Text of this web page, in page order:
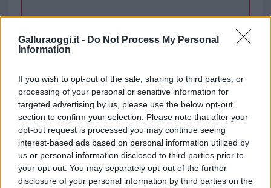
Galluraoggi.it - Do Not Process My Personal
Information
If you wish to opt-out of the sale, sharing to third parties, or
processing of your personal or sensitive information for
targeted advertising by us, please use the below opt-out
section to confirm your selection. Please note that after your
opt-out request is processed you may continue seeing
interest-based ads based on personal information utilized by
us or personal information disclosed to third parties prior to
your opt-out. You may separately opt-out of the further
disclosure of your personal information by third parties on the
TEMI: Acqua Budoni
Antonio Addis
Notizie Budoni
Inviaci le tue segnalazioni,
i tuoi video e le tue foto
Su WhatsApp al numero +39
345 356 7512